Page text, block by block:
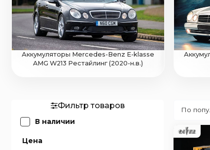
Аккумуляторы Mercedes-Benz E-klasse
AMG W213 Рестайлинг (2020-н.в.)
Фильтр товаров
В наличии
Цена